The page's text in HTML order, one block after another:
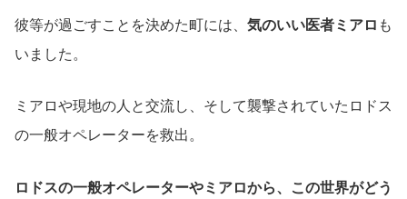
彼等が過ごすことを決めた町には、 気のいい医者ミアロ も
いました。
ミアロや現地の人と交流し、そして襲撃されていたロドス
の一般オペレーターを救出。
ロドスの一般オペレーターやミアロから、この世界がどう